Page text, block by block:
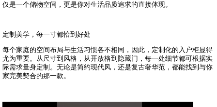
仅是一个储物空间，更是你对生活品质追求的直接体现。
定制美学，每一寸都恰到好处
每个家庭的空间布局与生活习惯各不相同，因此，定制化的入户柜显得
尤为重要。从尺寸到风格，从开放格到隐藏门，每一处细节都可根据实
际需求量身定制。无论是简约现代风，还是复古奢华范，都能找到与你
家完美契合的那一款。